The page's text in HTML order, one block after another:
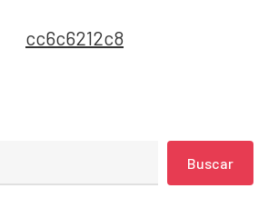
cc6c6212c8
Buscar